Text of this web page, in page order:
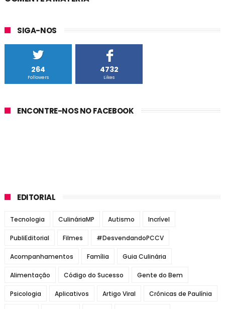
SIGA-NOS
264
Followers
4732
Likes
ENCONTRE-NOS NO FACEBOOK
EDITORIAL
Tecnologia CulináriaMP Autismo Incrível
PubliEditorial Filmes #DesvendandoPCCV
Acompanhamentos Família Guia Culinária
Alimentação Código do Sucesso Gente do Bem
Psicologia Aplicativos Artigo Viral Crônicas de Paulínia